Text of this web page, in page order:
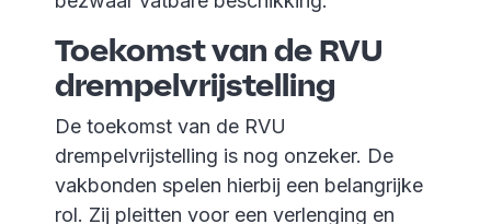
Toekomst van de RVU
drempelvrijstelling
De toekomst van de RVU
drempelvrijstelling is nog onzeker. De
vakbonden spelen hierbij een belangrijke
rol. Zij pleitten voor een verlenging en